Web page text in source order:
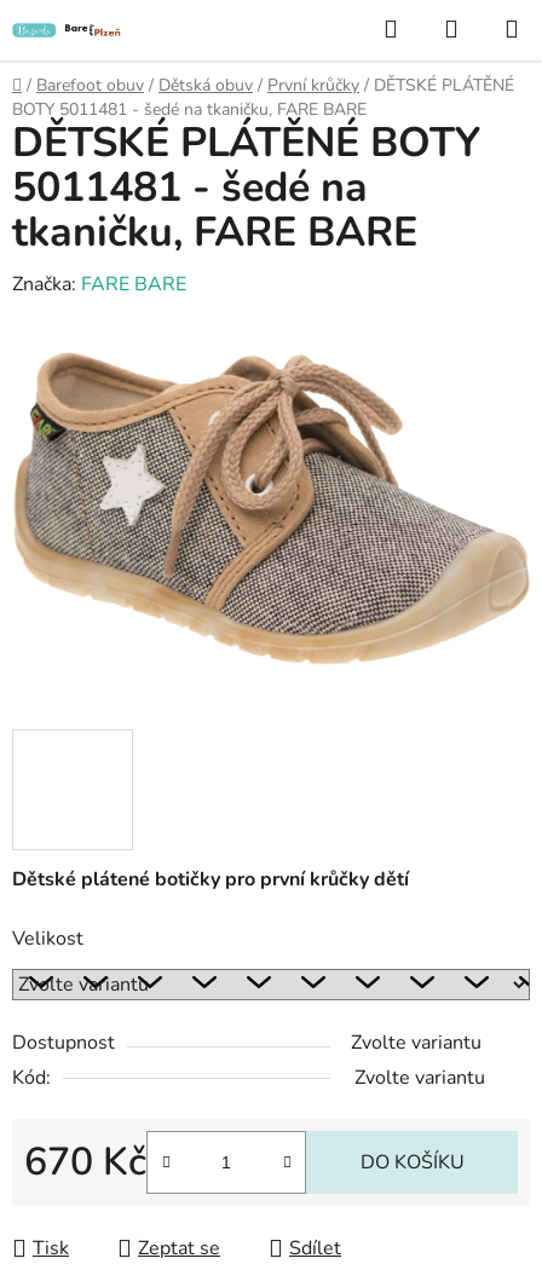
na
obsah
Hledat
KOŠÍK
Domů
/ Barefoot obuv / Dětská obuv / První krůčky / DĚTSKÉ PLÁTĚNÉ
BOTY 5011481 - šedé na tkaničku, FARE BARE
Dětské plátené botičky pro první krůčky dětí
Velikost
Dostupnost
Zvolte variantu
Kód:
Zvolte variantu
670 Kč DO KOŠÍKU
Tisk Zeptat se Sdílet
DĚTSKÉ PLÁTĚNÉ BOTY
5011481 - šedé na
tkaničku, FARE BARE
Značka: FARE BARE